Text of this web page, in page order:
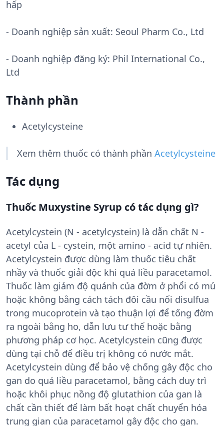
hấp
- Doanh nghiệp sản xuất: Seoul Pharm Co., Ltd
- Doanh nghiệp đăng ký: Phil International Co.,
Ltd
Thành phần
Acetylcysteine
Xem thêm thuốc có thành phần Acetylcysteine
Tác dụng
Thuốc Muxystine Syrup có tác dụng gì?
Acetylcystein (N - acetylcystein) là dẫn chất N -
acetyl của L - cystein, một amino - acid tự nhiên.
Acetylcystein được dùng làm thuốc tiêu chất
nhầy và thuốc giải độc khi quá liều paracetamol.
Thuốc làm giảm độ quánh của đờm ở phổi có mủ
hoặc không bằng cách tách đôi cầu nối disulfua
trong mucoprotein và tạo thuận lợi để tống đờm
ra ngoài bằng ho, dẫn lưu tư thế hoặc bằng
phương pháp cơ học. Acetylcystein cũng được
dùng tại chỗ để điều trị không có nước mắt.
Acetylcystein dùng để bảo vệ chống gây độc cho
gan do quá liều paracetamol, bằng cách duy trì
hoặc khôi phục nồng độ glutathion của gan là
chất cần thiết để làm bất hoạt chất chuyển hóa
trung gian của paracetamol gây độc cho gan.